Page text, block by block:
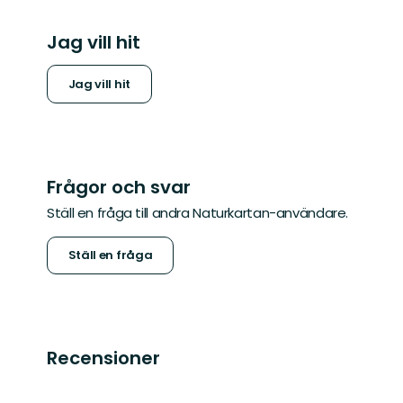
Jag vill hit
Jag vill hit
Frågor och svar
Ställ en fråga till andra Naturkartan-användare.
Ställ en fråga
Recensioner